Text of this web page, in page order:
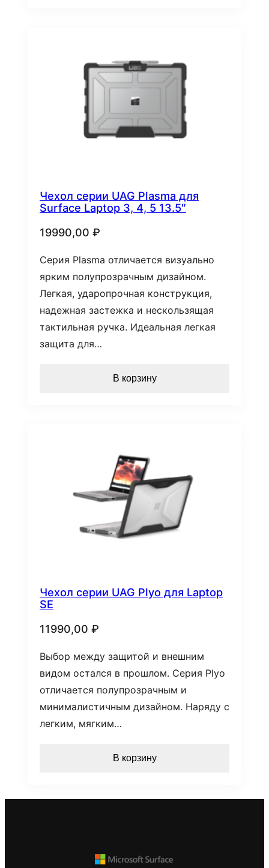
Чехол серии UAG Plasma для
Surface Laptop 3, 4, 5 13.5″
19990,00 ₽
Серия Plasma отличается визуально
ярким полупрозрачным дизайном.
Легкая, ударопрочная конструкция,
надежная застежка и нескользящая
тактильная ручка. Идеальная легкая
защита для…
В корзину
Чехол серии UAG Plyo для Laptop
SE
11990,00 ₽
Выбор между защитой и внешним
видом остался в прошлом. Серия Plyo
отличается полупрозрачным и
минималистичным дизайном. Наряду с
легким, мягким…
В корзину